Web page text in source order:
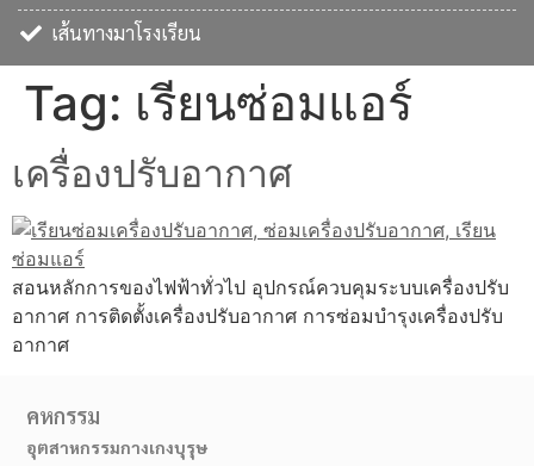
เส้นทางมาโรงเรียน
Tag: เรียนซ่อมแอร์
เครื่องปรับอากาศ
สอนหลักการของไฟฟ้าทั่วไป อุปกรณ์ควบคุมระบบเครื่องปรับ
อากาศ การติดตั้งเครื่องปรับอากาศ การซ่อมบำรุงเครื่องปรับ
อากาศ
คหกรรม
อุตสาหกรรมกางเกงบุรุษ